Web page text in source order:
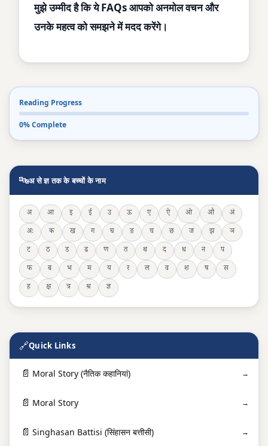
मुझे उम्मीद है कि ये FAQs आपको अनमोल वचन और
उनके महत्व को समझने में मदद करेंगे।
Reading Progress
0% Complete
🔤अ से ज्ञ तक के बच्चों के नाम
अ आ इ ई उ ऊ ए ऐ ओ औ
अं
अः
क ख ग घ ङ च छ ज झ
ञ
ट
ठ ड ढ ण त थ द ध न
प
फ
ब भ म य र ल व श ष
स
ह
क्ष त्र श्र ज्ञ
🔗Quick Links
📄 Moral Story (नैतिक कहानियां) →
📄 Moral Story →
📄 Singhasan Battisi (सिंहासन बत्तीसी) →